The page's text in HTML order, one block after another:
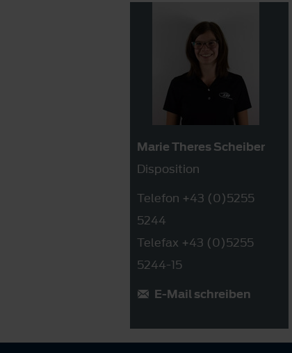
Marie Theres Scheiber
Disposition
Telefon +43 (0)5255
5244
Telefax +43 (0)5255
5244-15
E-Mail schreiben